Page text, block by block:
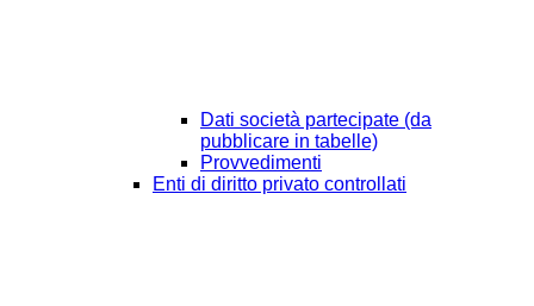
Dati società partecipate (da
pubblicare in tabelle)
Provvedimenti
Enti di diritto privato controllati